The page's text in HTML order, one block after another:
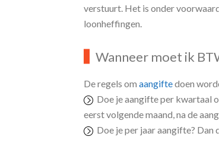
aangiftesoftware. Op de site van
verstuurt. Het is onder
Wanneer moet ik
De regels omaangifte doen
Doe je aangifte per kwartaal
eerst volgende maand, na de